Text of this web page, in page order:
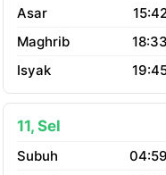
18:33
11, Sel
04:59